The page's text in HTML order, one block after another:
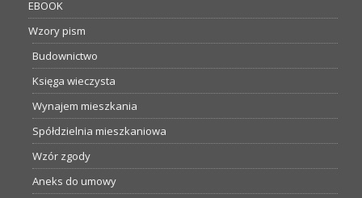
EBOOK
Wzory pism
Budownictwo
Księga wieczysta
Wynajem mieszkania
Spółdzielnia mieszkaniowa
Wzór zgody
Aneks do umowy